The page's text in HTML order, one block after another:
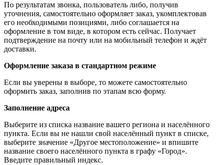
По результатам звонка, пользователь либо, получив
уточнения, самостоятельно оформляет заказ, укомплектовав
его необходимыми позициями, либо соглашается на
оформление в том виде, в котором есть сейчас. Получает
подтверждение на почту или на мобильный телефон и ждёт
доставки.
Оформление заказа в стандартном режиме
Если вы уверены в выборе, то можете самостоятельно
оформить заказ, заполнив по этапам всю форму.
Заполнение адреса
Выберите из списка название вашего региона и населённого
пункта. Если вы не нашли свой населённый пункт в списке,
выберите значение «Другое местоположение» и впишите
название своего населённого пункта в графу «Город».
Введите правильный индекс.